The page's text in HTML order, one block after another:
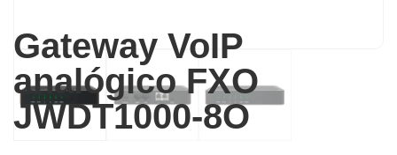
Gateway VoIP
analógico FXO
JWDT1000-8O